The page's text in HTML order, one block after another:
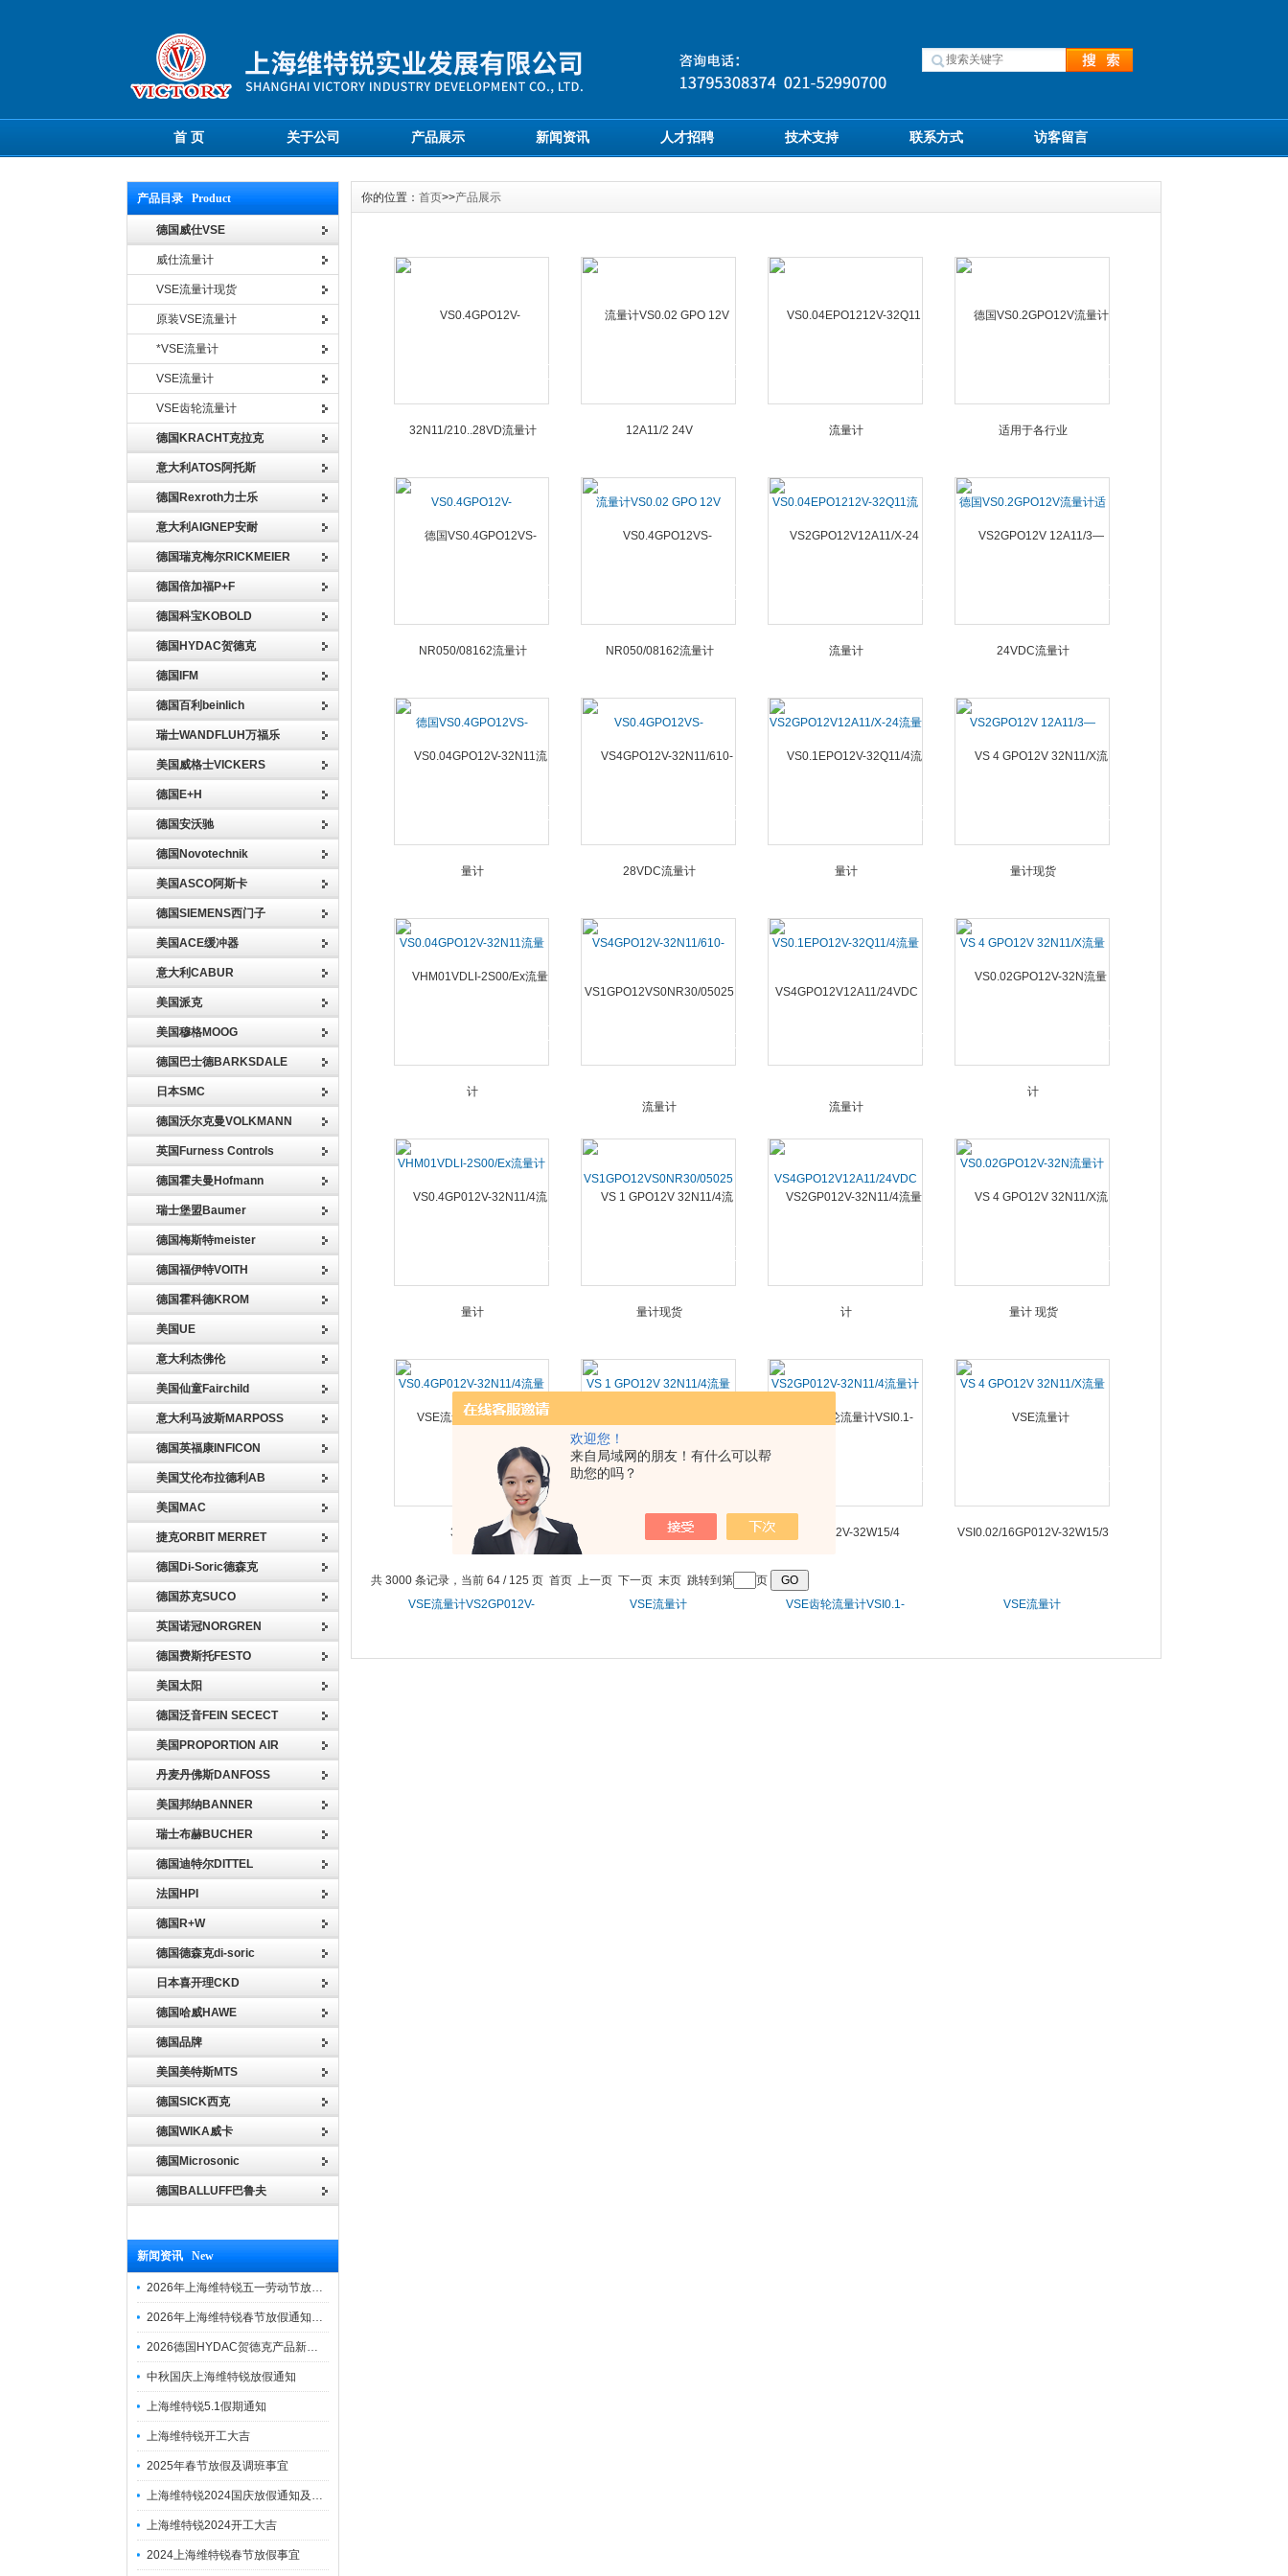
欢迎您！
来自局域网的朋友！有什么可以帮
助您的吗？
首 页 关于公司 产品展示 新闻资讯 人才招聘 技术支持 联系方式 访客留言
产品目录 Product
德国威仕VSE
威仕流量计
VSE流量计现货
原装VSE流量计
*VSE流量计
VSE流量计
VSE齿轮流量计
德国KRACHT克拉克
意大利ATOS阿托斯
德国Rexroth力士乐
意大利AIGNEP安耐
德国瑞克梅尔RICKMEIER
德国倍加福P+F
德国科宝KOBOLD
德国HYDAC贺德克
德国IFM
德国百利beinlich
瑞士WANDFLUH万福乐
美国威格士VICKERS
德国E+H
德国安沃驰
德国Novotechnik
美国ASCO阿斯卡
德国SIEMENS西门子
美国ACE缓冲器
意大利CABUR
美国派克
美国穆格MOOG
德国巴士德BARKSDALE
日本SMC
德国沃尔克曼VOLKMANN
英国Furness Controls
德国霍夫曼Hofmann
瑞士堡盟Baumer
德国梅斯特meister
德国福伊特VOITH
德国霍科德KROM
美国UE
意大利杰佛伦
美国仙童Fairchild
意大利马波斯MARPOSS
德国英福康INFICON
美国艾伦布拉德利AB
美国MAC
捷克ORBIT MERRET
德国Di-Soric德森克
德国苏克SUCO
英国诺冠NORGREN
德国费斯托FESTO
美国太阳
德国泛音FEIN SECECT
美国PROPORTION AIR
丹麦丹佛斯DANFOSS
美国邦纳BANNER
瑞士布赫BUCHER
德国迪特尔DITTEL
法国HPI
德国R+W
德国德森克di-soric
日本喜开理CKD
德国哈威HAWE
德国品牌
美国美特斯MTS
德国SICK西克
德国WIKA威卡
德国Microsonic
德国BALLUFF巴鲁夫
新闻资讯 New
2026年上海维特锐五一劳动节放假通知
2026年上海维特锐春节放假通知及调班安排
2026德国HYDAC贺德克产品新到一批现货
中秋国庆上海维特锐放假通知
上海维特锐5.1假期通知
上海维特锐开工大吉
2025年春节放假及调班事宜
上海维特锐2024国庆放假通知及调休安排
上海维特锐2024开工大吉
2024上海维特锐春节放假事宜
你的位置： 首页>>产品展示
VS0.4GPO12V-
流量计VS0.02 GPO 12V
VS0.04EPO1212V-32Q11流
德国VS0.2GPO12V流量计适
德国VS0.4GPO12VS-
VS0.4GPO12VS-
VS2GPO12V12A11/X-24流量
VS2GPO12V 12A11/3—
VS0.04GPO12V-32N11流量
VS4GPO12V-32N11/610-
VS0.1EPO12V-32Q11/4流量
VS 4 GPO12V 32N11/X流量
VHM01VDLI-2S00/Ex流量计
VS1GPO12VS0NR30/05025
流量计
VS4GPO12V12A11/24VDC
流量计
VS0.02GPO12V-32N流量计
VS0.4GP012V-32N11/4流量
计
VS 1 GPO12V 32N11/4流量
VS2GP012V-32N11/4流量计
VS 4 GPO12V 32N11/X流量
VSE流量计VS2GP012V-
VSE流量计
VSE齿轮流量计VSI0.1-
VSE流量计
共 3000 条记录，当前 64 / 125 页 首页 上一页 下一页 末页 跳转到第 页